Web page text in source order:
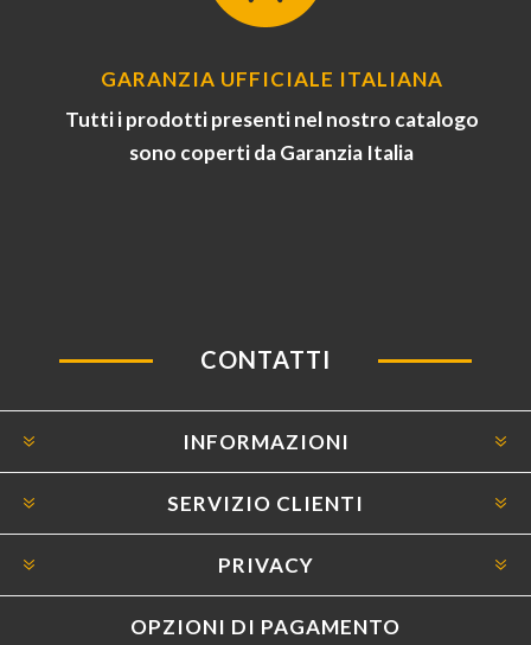
GARANZIA UFFICIALE ITALIANA
Tutti i prodotti presenti nel nostro catalogo
sono coperti da Garanzia Italia
CONTATTI
INFORMAZIONI
SERVIZIO CLIENTI
PRIVACY
OPZIONI DI PAGAMENTO